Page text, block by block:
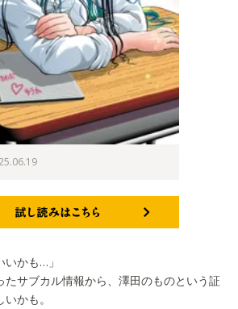
いかも…」
たサブカル情報から、澤田のものという証
かも。